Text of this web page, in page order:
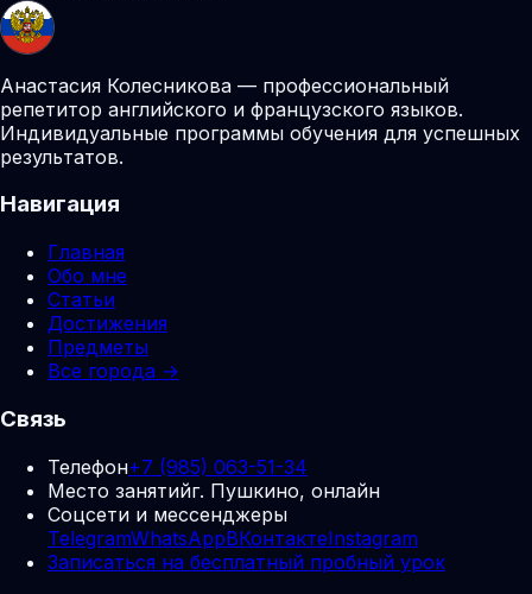
Анастасия Колесникова — профессиональный
репетитор английского и французского языков.
Индивидуальные программы обучения для успешных
результатов.
Навигация
Главная
Обо мне
Статьи
Достижения
Предметы
Все города →
Связь
Телефон+7 (985) 063-51-34
Место занятийг. Пушкино, онлайн
Соцсети и мессенджеры
TelegramWhatsAppВКонтактеInstagram
Записаться на бесплатный пробный урок